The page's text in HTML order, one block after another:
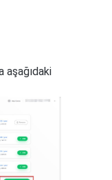
aşağıdaki